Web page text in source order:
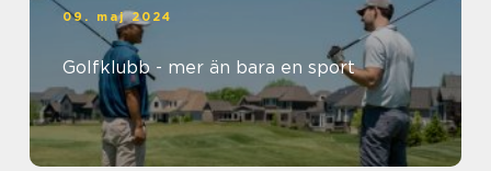
09. maj 2024
Golfklubb - mer än bara en sport